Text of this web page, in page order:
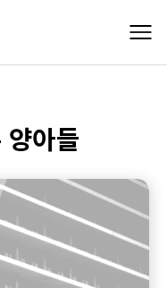
양아들